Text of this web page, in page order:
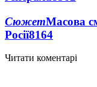
СюжетМасова
Росії8164
Читати коментарі